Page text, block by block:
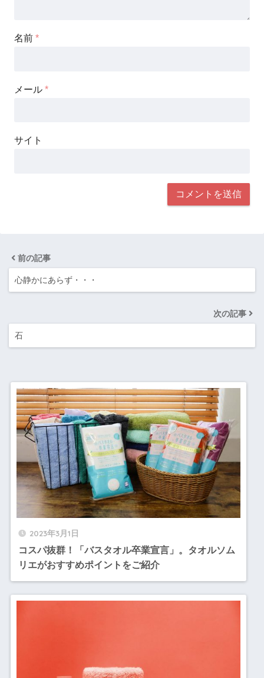
名前 *
メール *
サイト
前の記事
心静かにあらず・・・
次の記事
石
2023年3月1日
コスパ抜群！「バスタオル卒業宣言」。タオルソム
リエがおすすめポイントをご紹介